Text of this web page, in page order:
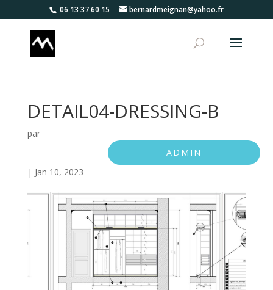
06 13 37 60 15 bernardmeignan@yahoo.fr
DETAIL04-DRESSING-B
par
ADMIN
| Jan 10, 2023